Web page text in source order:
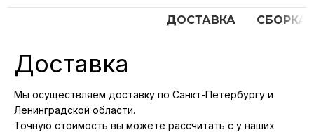
ДОСТАВКА СБОРКА
Доставка
Мы осуществляем доставку по Санкт-Петербургу и
Ленинградской области.
Точную стоимость вы можете рассчитать с у наших